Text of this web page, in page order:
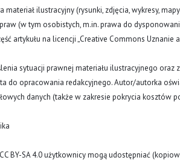
materiał ilustracyjny (rysunki, zdjęcia, wykresy,
(w tym osobistych, m.in. prawa do
artykułu na licencji „Creative Commons
sytuacji prawnej materiału ilustracyjnego
do opracowania redakcyjnego. Autor/autorka
danych (także w zakresie pokrycia kosztów
BY-SA 4.0 użytkownicy mogą udostępniać